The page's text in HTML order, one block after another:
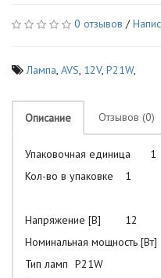
0 отзывов /
Лампа, AVS, 12V, P21W,
Описание Отзывов (0)
Упаковочная единица
1
Кол-во в упаковке
1
Напряжение [В]
12
Номинальная мощность [Вт]
Тип ламп P21W